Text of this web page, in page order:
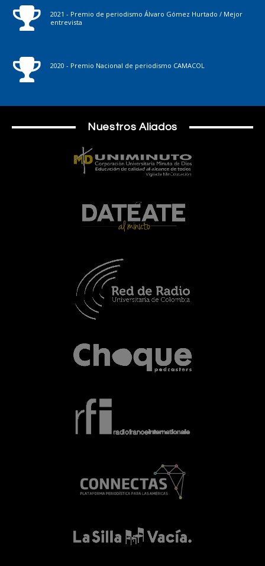
2021 - Premio de periodismo Álvaro Gómez Hurtado / Mejor
entrevista
2020 - Premio Nacional de periodismo CAMACOL
Nuestros Aliados